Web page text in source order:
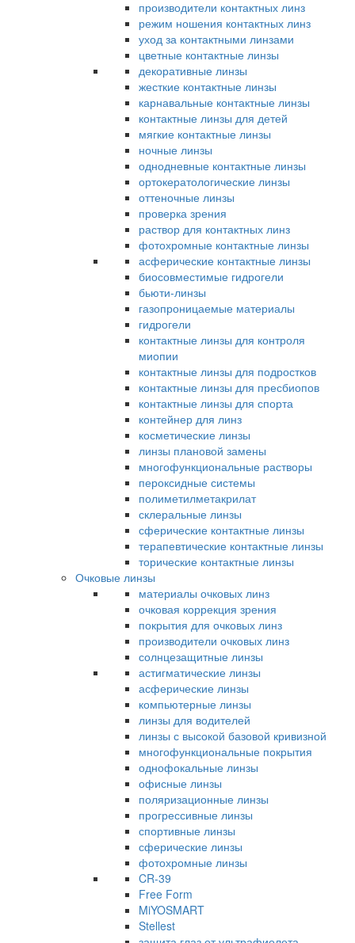
производители контактных линз
режим ношения контактных линз
уход за контактными линзами
цветные контактные линзы
декоративные линзы
жесткие контактные линзы
карнавальные контактные линзы
контактные линзы для детей
мягкие контактные линзы
ночные линзы
однодневные контактные линзы
ортокератологические линзы
оттеночные линзы
проверка зрения
раствор для контактных линз
фотохромные контактные линзы
асферические контактные линзы
биосовместимые гидрогели
бьюти-линзы
газопроницаемые материалы
гидрогели
контактные линзы для контроля
миопии
контактные линзы для подростков
контактные линзы для пресбиопов
контактные линзы для спорта
контейнер для линз
косметические линзы
линзы плановой замены
многофункциональные растворы
пероксидные системы
полиметилметакрилат
склеральные линзы
сферические контактные линзы
терапевтические контактные линзы
торические контактные линзы
Очковые линзы
материалы очковых линз
очковая коррекция зрения
покрытия для очковых линз
производители очковых линз
солнцезащитные линзы
астигматические линзы
асферические линзы
компьютерные линзы
линзы для водителей
линзы с высокой базовой кривизной
многофункциональные покрытия
однофокальные линзы
офисные линзы
поляризационные линзы
прогрессивные линзы
спортивные линзы
сферические линзы
фотохромные линзы
CR-39
Free Form
MiYOSMART
Stellest